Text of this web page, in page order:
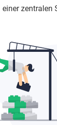
einer zentralen